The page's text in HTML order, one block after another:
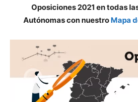
Oposiciones 2021 en todas
Autónomas con nuestro Mapa